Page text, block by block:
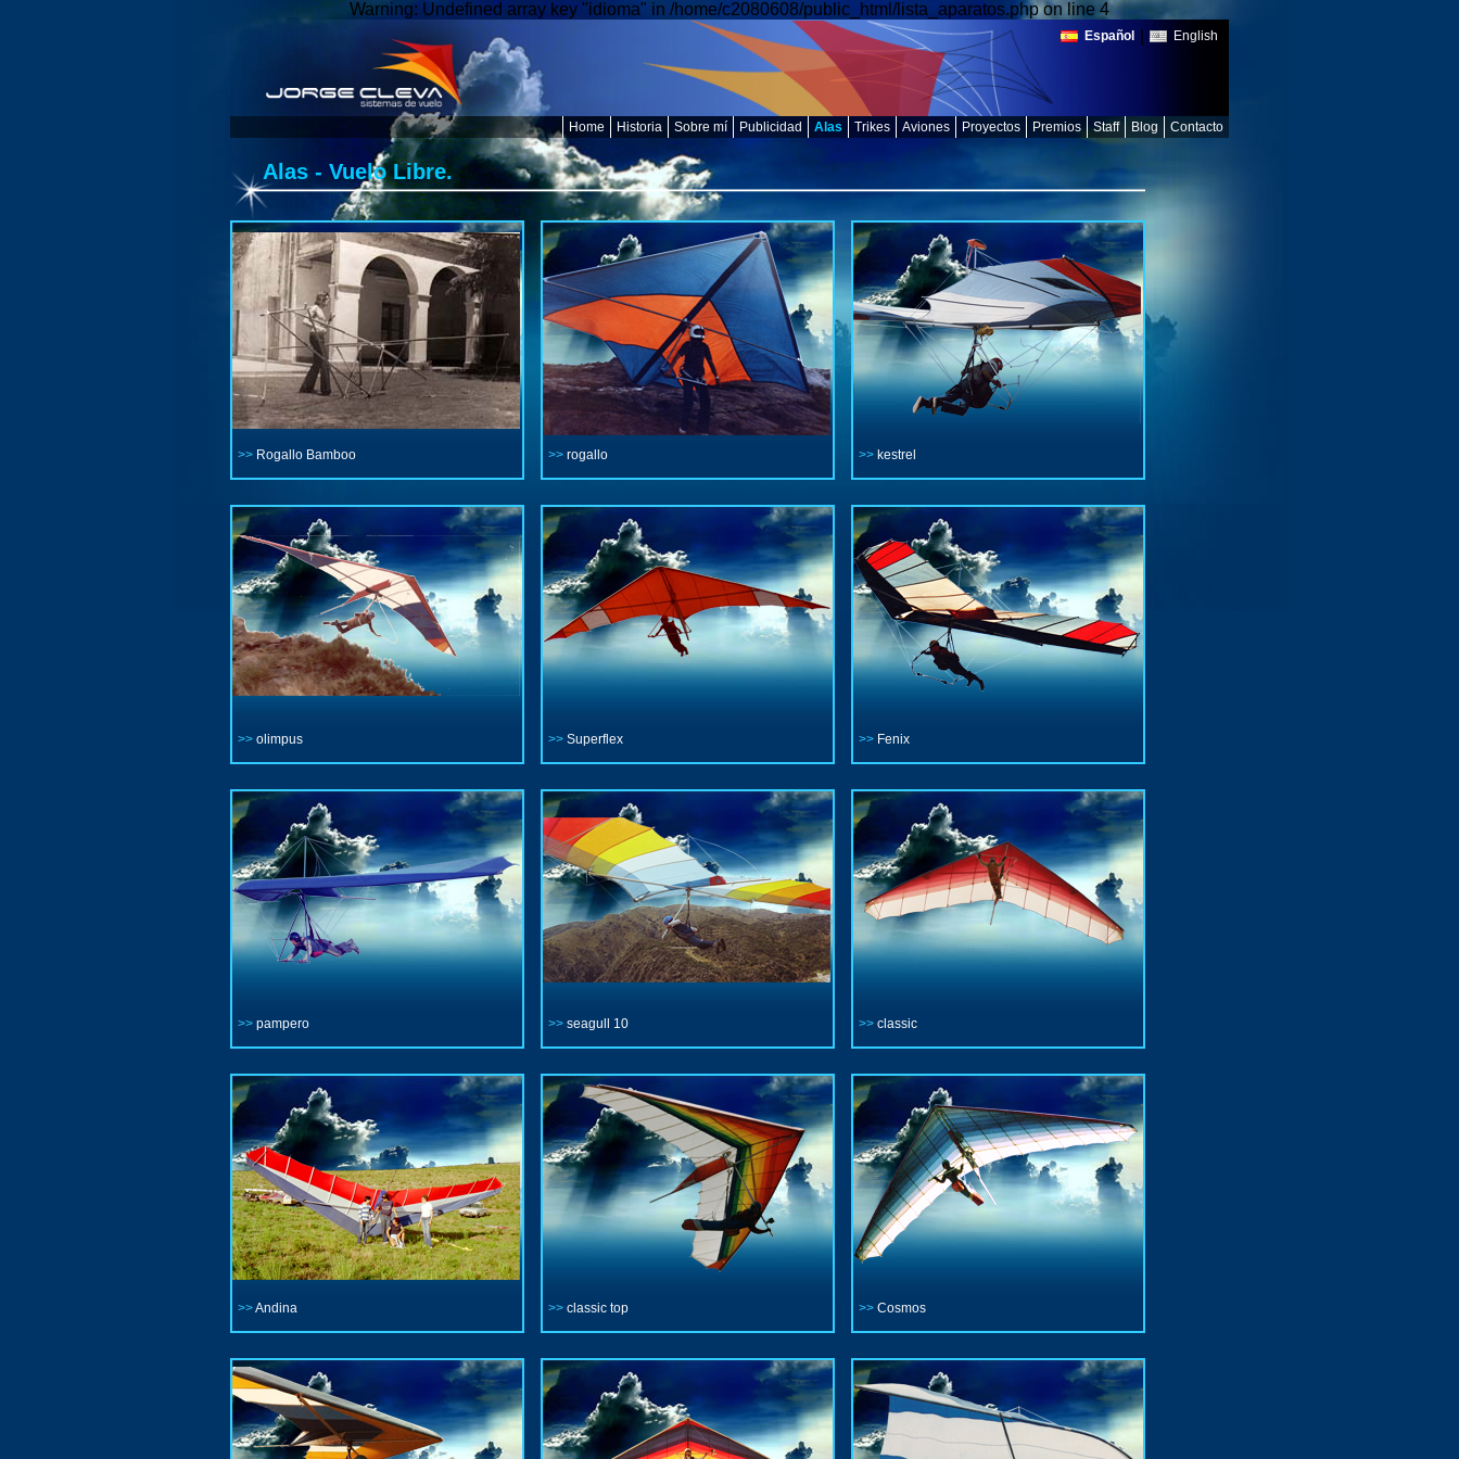
Warning: Undefined array key "idioma" in /home/c2080608/public_html/lista_aparatos.php on line 4
Español English
Contacto
Blog
Staff
Premios
Proyectos
Aviones
Trikes
Alas
Publicidad
Sobre mí
Historia
Home
Alas - Vuelo Libre.
>> Rogallo Bamboo >> rogallo >> kestrel
>> olimpus >> Superflex >> Fenix
>> pampero >> seagull 10 >> classic
>>Andina >> classic top >> Cosmos